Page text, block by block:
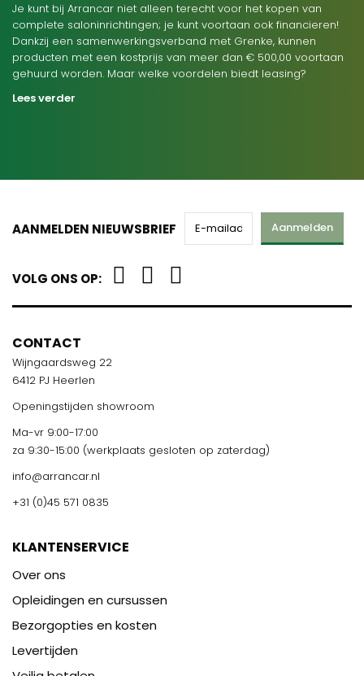
Je kunt bij Arrancar niet alleen terecht voor het kopen van
complete saloninrichtingen; je kunt voortaan ook financieren!
Dankzij een samenwerkingsverband met Grenke, kunnen
producten met een kostprijs van meer dan € 500,00 voortaan
gehuurd worden. Maar welke voordelen biedt leasing?
Lees verder
AANMELDEN NIEUWSBRIEF Aanmelden
VOLG ONS OP:
CONTACT
Wijngaardsweg 22
6412 PJ Heerlen
Openingstijden showroom
Ma-vr 9:00-17:00
za 9:30-15:00 (werkplaats gesloten op zaterdag)
info@arrancar.nl
+31 (0)45 571 0835
KLANTENSERVICE
Over ons
Opleidingen en cursussen
Bezorgopties en kosten
Levertijden